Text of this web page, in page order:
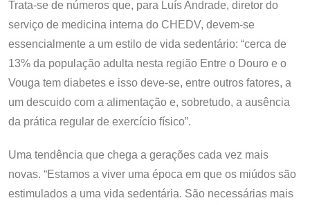
Trata-se de números que, para Luís Andrade, diretor do
serviço de medicina interna do CHEDV, devem-se
essencialmente a um estilo de vida sedentário: “cerca de
13% da população adulta nesta região Entre o Douro e o
Vouga tem diabetes e isso deve-se, entre outros fatores, a
um descuido com a alimentação e, sobretudo, a ausência
da prática regular de exercício físico”.
Uma tendência que chega a gerações cada vez mais
novas. “Estamos a viver uma época em que os miúdos são
estimulados a uma vida sedentária. São necessárias mais